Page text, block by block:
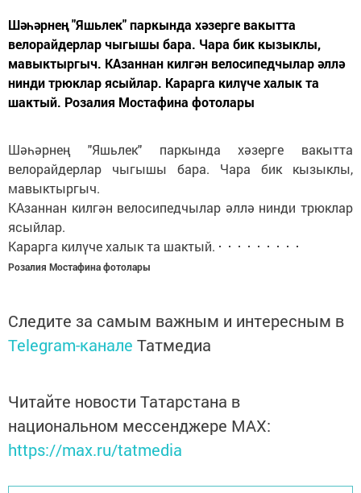
Шәһәрнең "Яшьлек" паркында хәзерге вакытта
велорайдерлар чыгышы бара. Чара бик кызыклы,
мавыктыргыч. КАзаннан килгән велосипедчылар әллә
нинди трюклар ясыйлар. Карарга килүче халык та
шактый. Розалия Мостафина фотолары
Шәһәрнең "Яшьлек" паркында хәзерге вакытта
велорайдерлар чыгышы бара. Чара бик кызыклы,
мавыктыргыч.
КАзаннан килгән велосипедчылар әллә нинди трюклар
ясыйлар.
Карарга килүче халык та шактый.
Розалия Мостафина фотолары
Следите за самым важным и интересным в
Telegram-канале Татмедиа
Читайте новости Татарстана в
национальном мессенджере MАХ:
https://max.ru/tatmedia